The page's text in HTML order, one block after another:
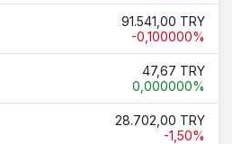
91.541,00 TRY
-0,100000%
47,67 TRY
0,000000%
28.702,00 TRY
-1,50%